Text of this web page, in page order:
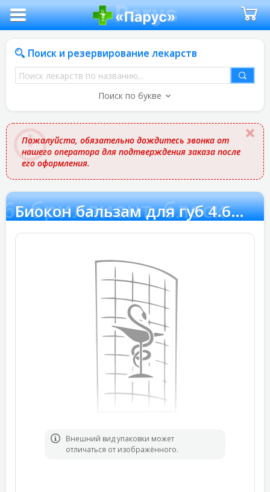
Поиск и резервирование лекарств
Поиск
лекарств
названию
Поиск по букве
Пожалуйста, обязательно дождитесь звонка от
нашего оператора для подтверждения заказа после
его оформления.
бриллиант. блеск Биокон бальзам для губ 4.6г бриллиант. блеск
Bнешний вид упаковки может
отличаться от изображённого.